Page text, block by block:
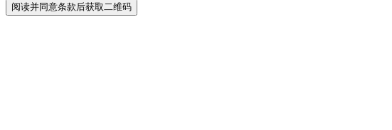
阅读并同意条款后获取二维码